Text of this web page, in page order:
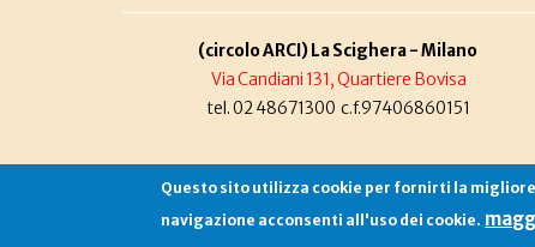
(circolo ARCI) La Scighera - Milano
Via Candiani 131, Quartiere Bovisa
tel. 02 48671300 c.f.97406860151
Questo sito utilizza cookie per fornirti la
navigazione acconsenti all'uso dei cookie.